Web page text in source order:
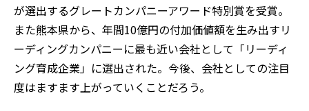
が選出するグレートカンパニーアワード特別賞を受賞。
また熊本県から、年間10億円の付加価値額を生み出すリ
ーディングカンパニーに最も近い会社として「リーディ
ング育成企業」に選出された。今後、会社としての注目
度はますます上がっていくことだろう。